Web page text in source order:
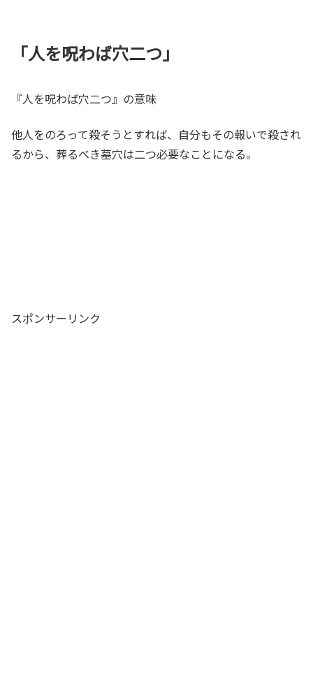
「人を呪わば穴二つ」
『人を呪わば穴二つ』の意味
他人をのろって殺そうとすれば、自分もその報いで殺され
るから、葬るべき墓穴は二つ必要なことになる。
スポンサーリンク